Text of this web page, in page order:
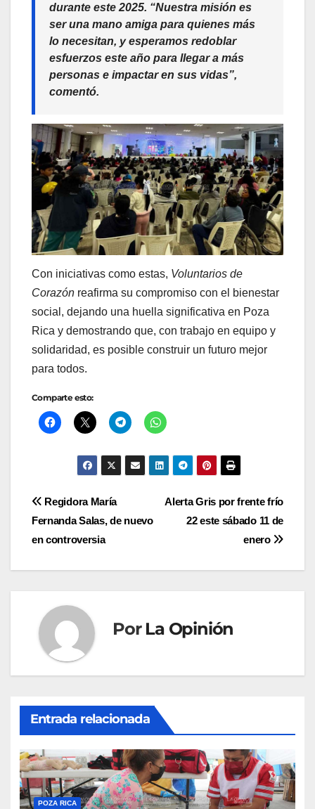
durante este 2025. “Nuestra misión es
ser una mano amiga para quienes más
lo necesitan, y esperamos redoblar
esfuerzos este año para llegar a más
personas e impactar en sus vidas”,
comentó.
Con iniciativas como estas, Voluntarios de
Corazón reafirma su compromiso con el bienestar
social, dejando una huella significativa en Poza
Rica y demostrando que, con trabajo en equipo y
solidaridad, es posible construir un futuro mejor
para todos.
Comparte esto:
Navegación
de
entradas
Alerta Gris por frente frío
22 este sábado 11 de
enero
Regidora María
Fernanda Salas, de nuevo
en controversia
Por La Opinión
Entrada relacionada
POZA RICA